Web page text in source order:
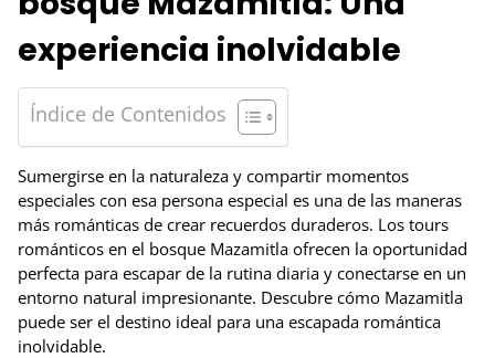
experiencia inolvidable
Índice de Contenidos
Sumergirse en la naturaleza y compartir momentos
especiales con esa persona especial es una de las maneras
más románticas de crear recuerdos duraderos. Los tours
románticos en el bosque Mazamitla ofrecen la oportunidad
perfecta para escapar de la rutina diaria y conectarse en un
entorno natural impresionante. Descubre cómo Mazamitla
puede ser el destino ideal para una escapada romántica
inolvidable.